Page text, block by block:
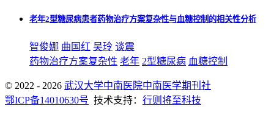
老年2型糖尿病患者药物治疗方案复杂性与血糖控制的相关性分析
智俊娜 曲国红 吴玲 谈震
药物治疗方案复杂性 老年 2型糖尿病 血糖控制
© 2022 - 2026 武汉大学中南医院中南医学期刊社
鄂ICP备14010630号 技术支持： 行则将至科技